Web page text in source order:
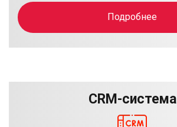
Подробнее
CRM-система